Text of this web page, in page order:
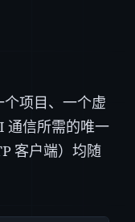
项目、一个虚
通信所需的唯一
客户端）均随